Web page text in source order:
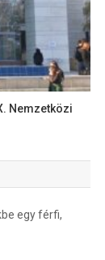
Nemzetközi
egy férfi,